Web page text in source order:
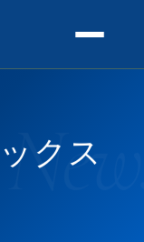
クス